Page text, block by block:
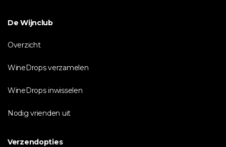
De Wijnclub
Overzicht
WineDrops verzamelen
WineDrops inwisselen
Nodig vrienden uit
Verzendopties